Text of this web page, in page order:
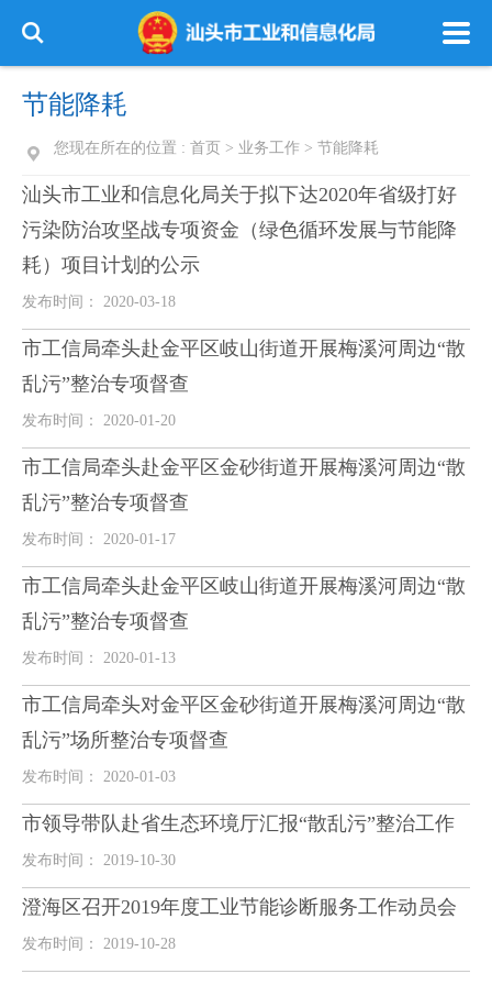
节能降耗
您现在所在的位置 : 首页 > 业务工作 > 节能降耗
汕头市工业和信息化局关于拟下达2020年省级打好
污染防治攻坚战专项资金（绿色循环发展与节能降
耗）项目计划的公示
发布时间： 2020-03-18
市工信局牵头赴金平区岐山街道开展梅溪河周边“散
乱污”整治专项督查
发布时间： 2020-01-20
市工信局牵头赴金平区金砂街道开展梅溪河周边“散
乱污”整治专项督查
发布时间： 2020-01-17
市工信局牵头赴金平区岐山街道开展梅溪河周边“散
乱污”整治专项督查
发布时间： 2020-01-13
市工信局牵头对金平区金砂街道开展梅溪河周边“散
乱污”场所整治专项督查
发布时间： 2020-01-03
市领导带队赴省生态环境厅汇报“散乱污”整治工作
发布时间： 2019-10-30
澄海区召开2019年度工业节能诊断服务工作动员会
发布时间： 2019-10-28